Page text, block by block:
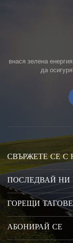
внася зелена
да
СВЪРЖЕТЕ СЕ С
ПОСЛЕДВАЙ НИ
ГОРЕЩИ ТАГОВЕ
АБОНИРАЙ СЕ